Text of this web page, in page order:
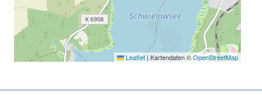
Leaflet | Kartendaten ©OpenStreetMap